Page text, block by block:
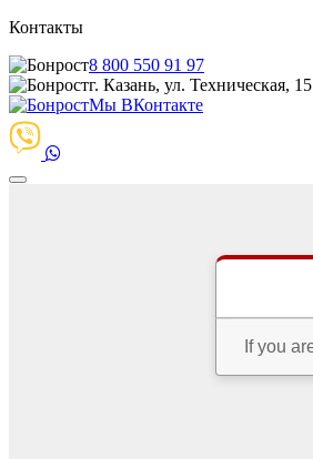
Контакты
8 800 550 91 97
г. Казань, ул. Техническая, 15
Мы ВКонтакте